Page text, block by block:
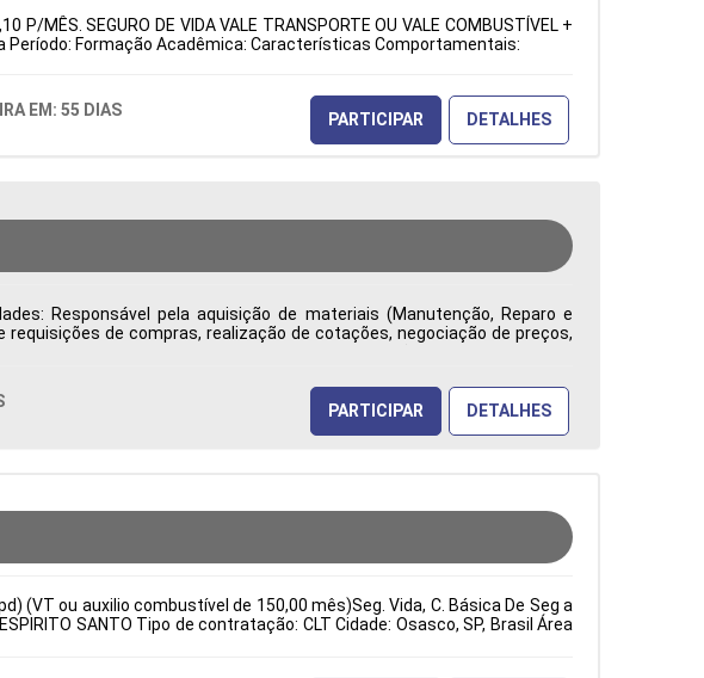
MÊS. SEGURO DE VIDA VALE TRANSPORTE OU VALE COMBUSTÍVEL +
Período: Formação Acadêmica: Características Comportamentais:
EM: 55 DIAS PARTICIPAR DETALHES
Responsável pela aquisição de materiais (Manutenção, Reparo e
de compras, realização de cotações, negociação de preços,
para apoiar a gestão na tomada de decisões Tipo de contratação: CLT
PARTICIPAR DETALHES
(VT ou auxilio combustível de 150,00 mês)Seg. Vida, C. Básica De Seg a
ESPIRITO SANTO Tipo de contratação: CLT Cidade: Osasco, SP, Brasil Área